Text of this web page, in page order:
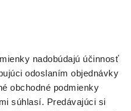
nadobúdajú účinnosť
odoslaním objednávky
obchodné podmienky
súhlasí. Predávajúci si